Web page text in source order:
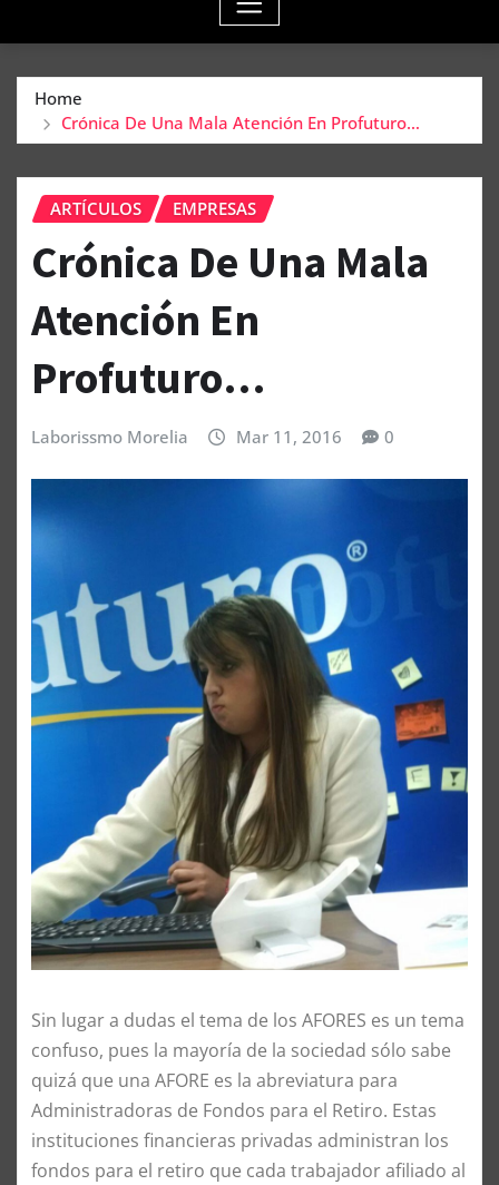
Home
Crónica De Una Mala Atención En Profuturo…
ARTÍCULOS EMPRESAS
Crónica De Una Mala
Atención En
Profuturo…
Laborissmo Morelia Mar 11, 2016 0
Sin lugar a dudas el tema de los AFORES es un tema
confuso, pues la mayoría de la sociedad sólo sabe
quizá que una AFORE es la abreviatura para
Administradoras de Fondos para el Retiro. Estas
instituciones financieras privadas administran los
fondos para el retiro que cada trabajador afiliado al